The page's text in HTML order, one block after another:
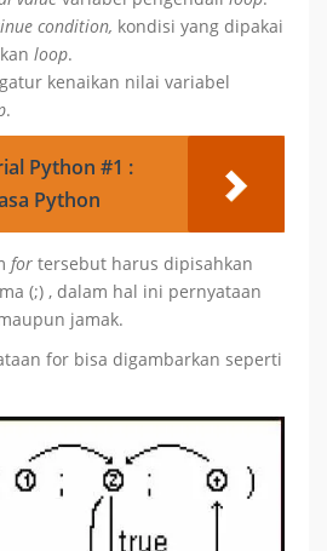
condition, kondisi yang dipakai
loop.
kenaikan nilai variabel
.
Python #1 :
Python
for tersebut harus dipisahkan
(;) , dalam hal ini pernyataan
jamak.
for bisa digambarkan seperti